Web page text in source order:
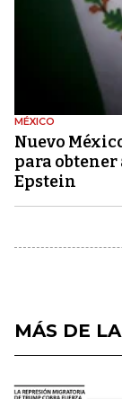
MÉXICO
Nuevo
para obtener
Epstein
MÁS DE